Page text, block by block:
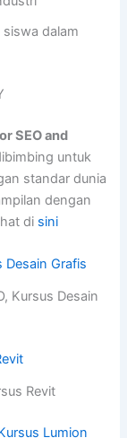
siswa dalam
SEO and
untuk
standar dunia
dengan
di sini
Kursus Desain
Revit